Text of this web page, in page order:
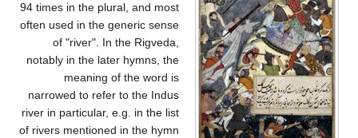
94 times in the plural, and most
often used in the generic sense
of "river". In the Rigveda,
notably in the later hymns, the
meaning of the word is
narrowed to refer to the Indus
river in particular, e.g. in the list
of rivers mentioned in the hymn